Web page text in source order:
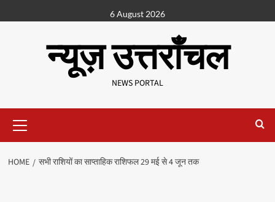
6 August 2026
न्यूज़ उत्तराँचल
NEWS PORTAL
HOME सभी राशियों का साप्ताहिक राशिफल 29 मई से 4 जून तक